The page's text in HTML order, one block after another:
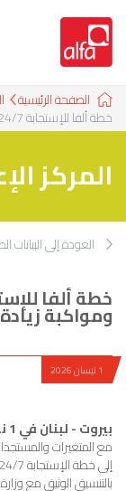
الصفحة الرئيسية
خطة ألفا للإستجابة 24/7: جهوزية عالية ومواكبة زيادة الطلب على الخدمات
المركز
العودة إلى البيانات
ومواكبة
1 نيسان 2026
بيروت - لبنان في 1 نيسان 2026
مع المتغيرات
بالتنسيق الوثيق مع